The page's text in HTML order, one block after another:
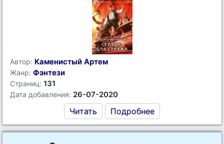
Автор: Каменистый Артем
Жанр: Фэнтези
Страниц: 131
Дата добавления: 26-07-2020
Читать Подробнее